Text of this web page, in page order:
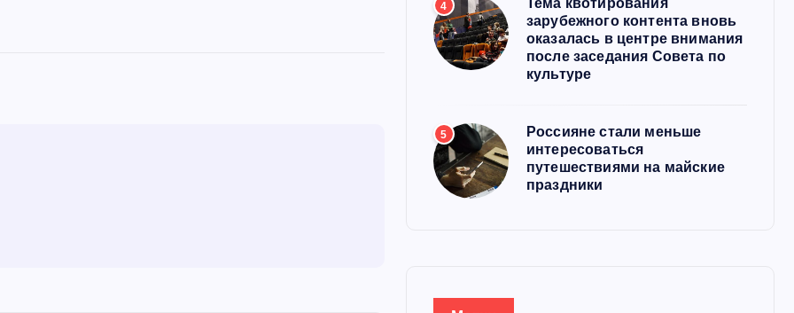
4
зарубежного контента вновь
оказалась в центре внимания
после заседания Совета по
культуре
5
Россияне стали меньше
интересоваться
путешествиями на майские
праздники